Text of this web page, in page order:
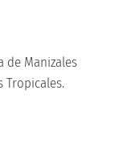
de Manizales
Tropicales.